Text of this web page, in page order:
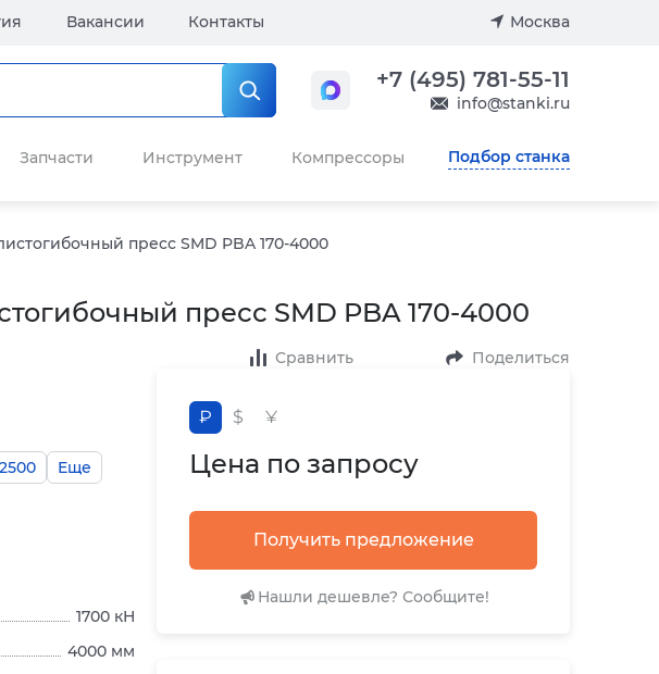
Вакансии Контакты Москва
+7 (495) 781-55-11
info@stanki.ru
Запчасти Инструмент Компрессоры Подбор станка
пресс SMD PBA 170-4000
пресс SMD PBA 170-4000
Сравнить Поделиться
₽ $ ¥
Цена по запросу
Получить предложение
Нашли дешевле? Сообщите!
Еще
1700 кН
4000 мм